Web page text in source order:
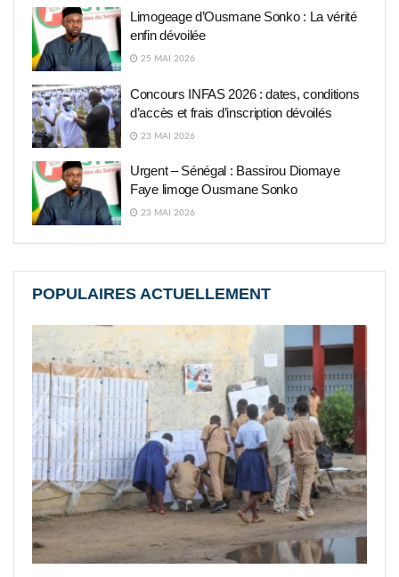
Limogeage d’Ousmane Sonko : La vérité
enfin dévoilée
25 MAI 2026
Concours INFAS 2026 : dates, conditions
d’accès et frais d’inscription dévoilés
23 MAI 2026
Urgent – Sénégal : Bassirou Diomaye
Faye limoge Ousmane Sonko
23 MAI 2026
POPULAIRES ACTUELLEMENT